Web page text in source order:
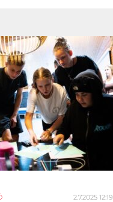
2.7.2025 12:19